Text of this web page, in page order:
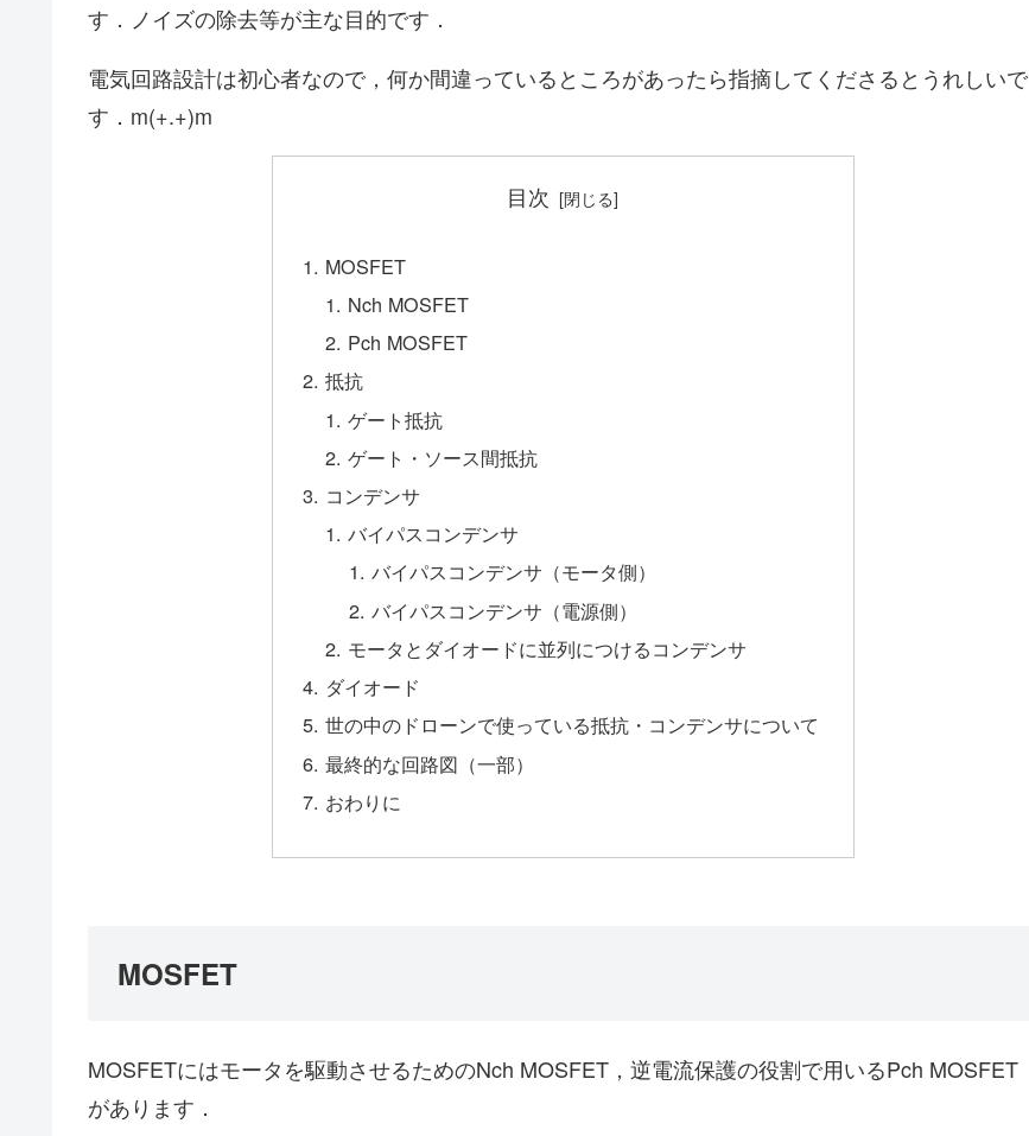
す．ノイズの除去等が主な目的です．
電気回路設計は初心者なので，何か間違っているところがあったら指摘してくださるとうれしいで
す．m(+.+)m
目次
MOSFET
Nch MOSFET
Pch MOSFET
抵抗
ゲート抵抗
ゲート・ソース間抵抗
コンデンサ
バイパスコンデンサ
バイパスコンデンサ（モータ側）
バイパスコンデンサ（電源側）
モータとダイオードに並列につけるコンデンサ
ダイオード
世の中のドローンで使っている抵抗・コンデンサについて
最終的な回路図（一部）
おわりに
MOSFET
MOSFETにはモータを駆動させるためのNch MOSFET，逆電流保護の役割で用いるPch MOSFET
があります．